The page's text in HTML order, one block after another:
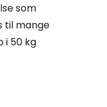
som
til mange
i 50 kg